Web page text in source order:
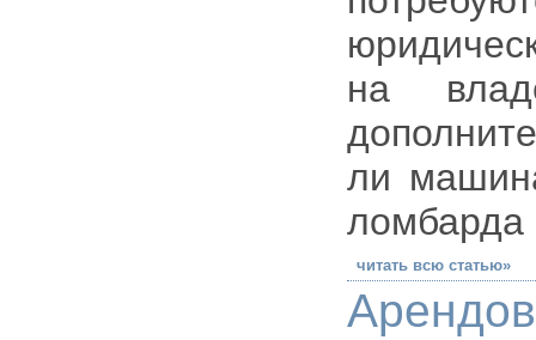
на
ли
ломбарда
читать всю статью»